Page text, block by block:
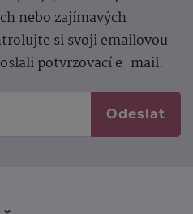
nebo zajímavých
si svoji emailovou
potvrzovací e-mail.
Odeslat